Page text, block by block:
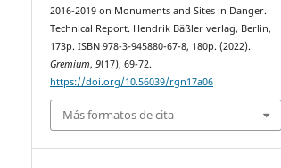
2016-2019 on Monuments and Sites in Danger.
Technical Report. Hendrik Bäßler verlag, Berlin,
173p. ISBN 978-3-945880-67-8, 180p. (2022).
Gremium, 9(17), 69-72.
https://doi.org/10.56039/rgn17a06
Más formatos de cita